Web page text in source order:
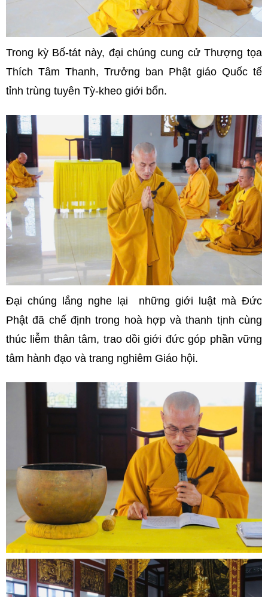
Trong kỳ Bố-tát này, đại chúng cung cử Thượng tọa
Thích Tâm Thanh, Trưởng ban Phật giáo Quốc tế
tỉnh trùng tuyên Tỳ-kheo giới bổn.
Đại chúng lắng nghe lại những giới luật mà Đức
Phật đã chế định trong hoà hợp và thanh tịnh cùng
thúc liễm thân tâm, trao dồi giới đức góp phần vững
tâm hành đạo và trang nghiêm Giáo hội.